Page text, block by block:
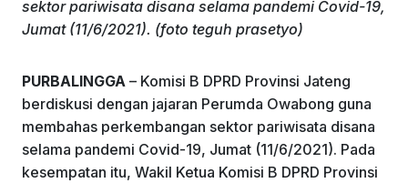
b
o
o
k
dI
n
A
p
p
a
m
sektor pariwisata disana selama pandemi Covid-19,
Jumat (11/6/2021). (foto teguh prasetyo)
PURBALINGGA – Komisi B DPRD Provinsi Jateng
berdiskusi dengan jajaran Perumda Owabong guna
membahas perkembangan sektor pariwisata disana
selama pandemi Covid-19, Jumat (11/6/2021). Pada
kesempatan itu, Wakil Ketua Komisi B DPRD Provinsi